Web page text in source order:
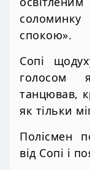
соломинку
спокою».
Сопі
голосом
танцював,
як тільки
Полісмен
від Сопі і